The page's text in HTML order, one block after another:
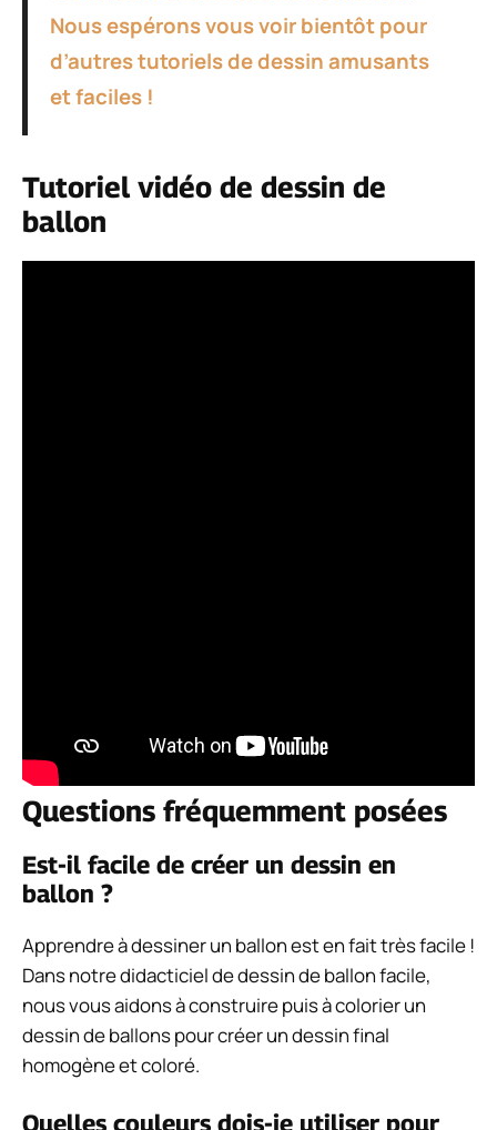
Nous espérons vous voir bientôt pour
d’autres tutoriels de dessin amusants
et faciles !
Tutoriel vidéo de dessin de
ballon
Questions fréquemment posées
Est-il facile de créer un dessin en
ballon ?
Apprendre à dessiner un ballon est en fait très facile !
Dans notre didacticiel de dessin de ballon facile,
nous vous aidons à construire puis à colorier un
dessin de ballons pour créer un dessin final
homogène et coloré.
Quelles couleurs dois-je utiliser pour